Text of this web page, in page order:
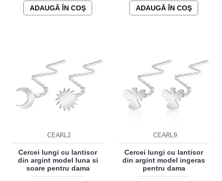
ADAUGĂ ÎN COŞ ADAUGĂ ÎN COŞ
CEARL2
Cercei lungi cu lantisor
din argint model luna si
soare pentru dama
CEARL9
Cercei lungi cu lantisor
din argint model ingeras
pentru dama